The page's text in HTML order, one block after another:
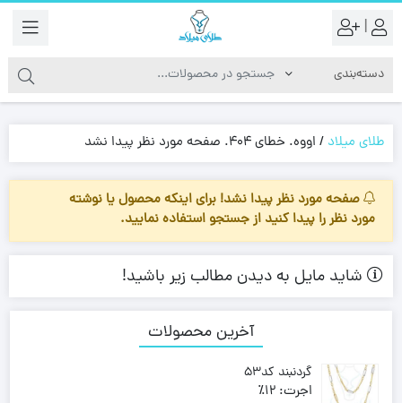
|
طلای میلاد / اووه. خطای 404. صفحه مورد نظر پیدا نشد
صفحه مورد نظر پیدا نشد! برای اینکه محصول یا نوشته
مورد نظر را پیدا کنید از جستجو استفاده نمایید.
شاید مایل به دیدن مطالب زیر باشید!
آخرین محصولات
گردنبند کد53
اجرت: 12٪